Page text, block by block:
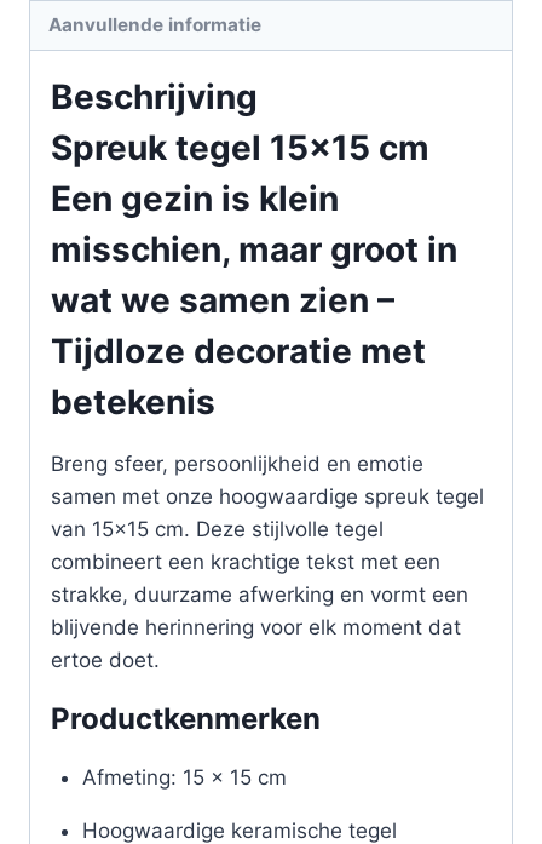
Aanvullende informatie
Beschrijving
Spreuk tegel 15×15 cm
Een gezin is klein
misschien, maar groot in
wat we samen zien –
Tijdloze decoratie met
betekenis
Breng sfeer, persoonlijkheid en emotie
samen met onze hoogwaardige spreuk tegel
van 15×15 cm. Deze stijlvolle tegel
combineert een krachtige tekst met een
strakke, duurzame afwerking en vormt een
blijvende herinnering voor elk moment dat
ertoe doet.
Productkenmerken
Afmeting: 15 x 15 cm
Hoogwaardige keramische tegel